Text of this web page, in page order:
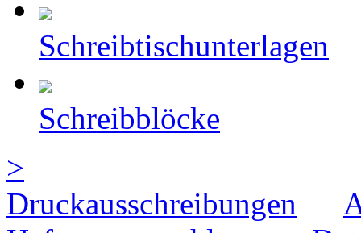
Schreibtischunterlagen
Schreibblöcke
>
Druckausschreibungen